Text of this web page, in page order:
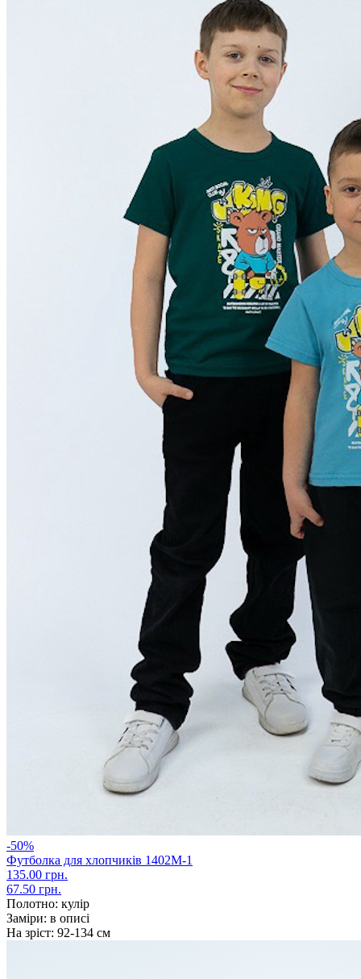
-50%
Футболка для хлопчиків 1402М-1
135.00 грн.
67.50 грн.
Полотно: кулір
Заміри: в описі
На зріст: 92-134 см